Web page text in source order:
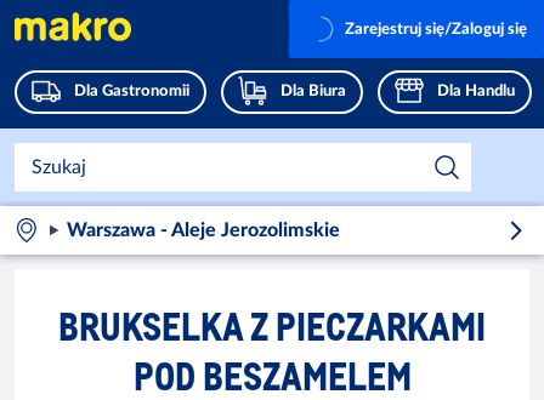
Dla Gastronomii Dla Biura Dla Handlu
Zarejestruj się/Zaloguj się
Warszawa - Aleje Jerozolimskie
BRUKSELKA Z PIECZARKAMI
POD BESZAMELEM